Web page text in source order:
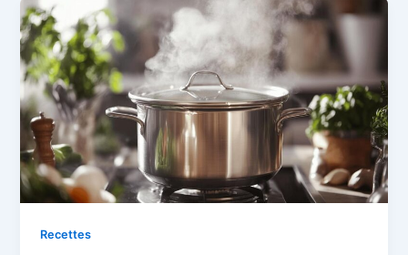
Recettes